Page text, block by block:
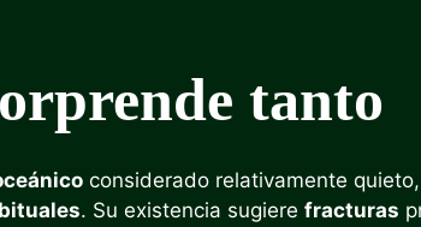
tanto
considerado relativamente
. Su existencia sugiere fracturas